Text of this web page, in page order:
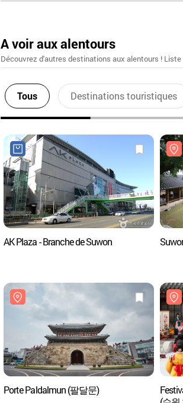
A voir aux alentours
Découvrez d'autres destinations aux alentours !
Tous Destinations touristiques
AK Plaza - Branche de Suwon
Porte Paldalmun (팔달문)